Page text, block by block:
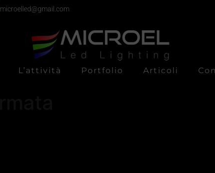
microelled@gmail.com
L’attività Portfolio Articoli